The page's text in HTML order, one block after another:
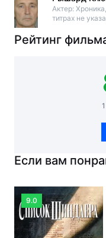
Актер:
титрах не
Рейтинг
Если вам
9.0